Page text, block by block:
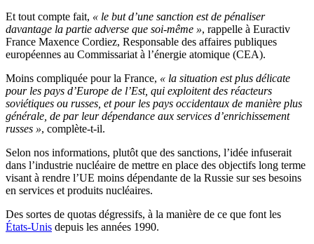
Et tout compte fait, « le but d’une sanction est de pénaliser
davantage la partie adverse que soi-même », rappelle à Euractiv
France Maxence Cordiez, Responsable des affaires publiques
européennes au Commissariat à l’énergie atomique (CEA).
Moins compliquée pour la France, « la situation est plus délicate
pour les pays d’Europe de l’Est, qui exploitent des réacteurs
soviétiques ou russes, et pour les pays occidentaux de manière plus
générale, de par leur dépendance aux services d’enrichissement
russes », complète-t-il.
Selon nos informations, plutôt que des sanctions, l’idée infuserait
dans l’industrie nucléaire de mettre en place des objectifs long terme
visant à rendre l’UE moins dépendante de la Russie sur ses besoins
en services et produits nucléaires.
Des sortes de quotas dégressifs, à la manière de ce que font les
États-Unis depuis les années 1990.